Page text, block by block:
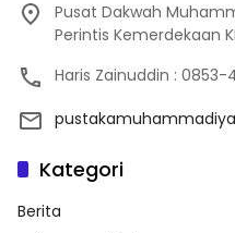
Pusat Dakwah
Perintis Kemerdekaan
Haris Zainuddin :
Kategori
Berita